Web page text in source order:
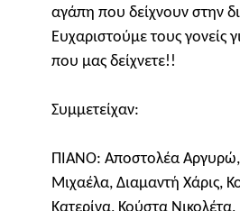
αγάπη που δείχνουν στην
Ευχαριστούμε τους γονείς
που μας δείχνετε!!
Συμμετείχαν:
ΠΙΑΝΟ: Αποστολέα Αργυρώ,
Μιχαέλα, Διαμαντή Χάρις,